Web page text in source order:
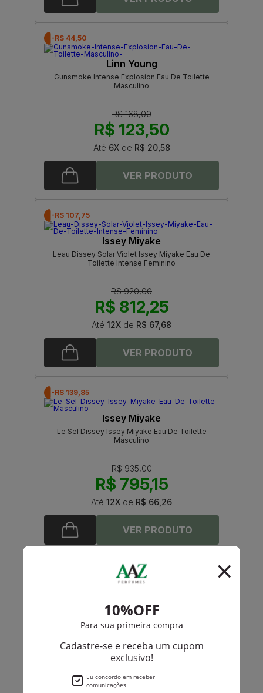
-R$ 44,50
Linn Young
Gunsmoke Intense Explosion Eau De Toilette
Masculino
R$ 168,00
R$ 123,50
Até 6Xde R$ 20,58
-R$ 107,75
Issey Miyake
Leau Dissey Solar Violet Issey Miyake Eau De
Toilette Intense Feminino
R$ 920,00
R$ 812,25
Até 12X de R$ 67,68
-R$ 139,85
Issey Miyake
Le Sel Dissey Issey Miyake Eau De Toilette
Masculino
R$ 935,00
R$ 795,15
Até 12X de R$ 66,26
Quatre Pour Homme Boucheron Paris Eau De
Toilette
R$ 740,00
R$ 603,25
Até12XdeR$ 50,27